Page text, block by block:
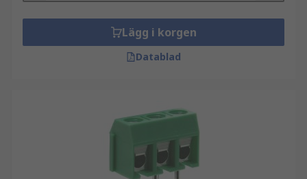
Lägg i korgen
Datablad